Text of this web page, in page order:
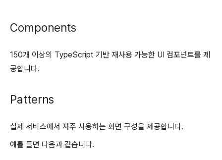
Components
150개 이상의 TypeScript 기반 재사용 가능한 UI 컴포넌트를 제
공합니다.
Patterns
실제 서비스에서 자주 사용하는 화면 구성을 제공합니다.
예를 들면 다음과 같습니다.